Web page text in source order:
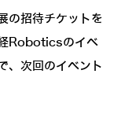
の招待チケットを
Roboticsのイベ
、次回のイベント